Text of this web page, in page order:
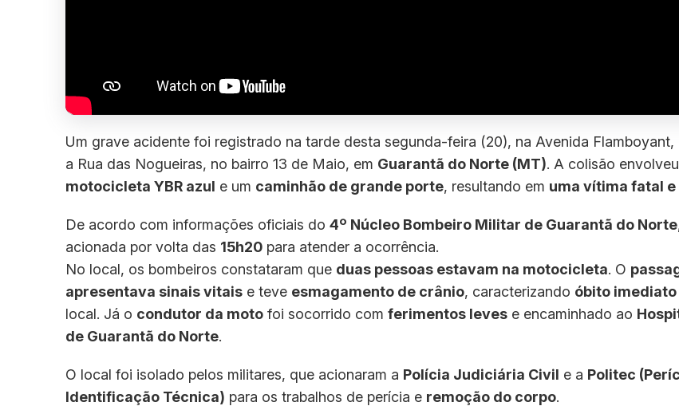
Um grave acidente foi registrado na tarde desta segunda-feira (20), na Avenida Flamboyant,
a Rua das Nogueiras, no bairro 13 de Maio, em Guarantã do Norte (MT). A colisão
motocicleta YBR azul e um caminhão de grande porte, resultando em uma vítima fatal
De acordo com informações oficiais do 4º Núcleo Bombeiro Militar de Guarantã do Norte
acionada por volta das 15h20 para atender a ocorrência.
No local, os bombeiros constataram que duas pessoas estavam na motocicleta. O
apresentava sinais vitais e teve esmagamento de crânio, caracterizando óbito imediato
local. Já o condutor da moto foi socorrido com ferimentos leves e encaminhado ao
de Guarantã do Norte.
O local foi isolado pelos militares, que acionaram a Polícia Judiciária Civil e a Politec
Identificação Técnica) para os trabalhos de perícia e remoção do corpo.